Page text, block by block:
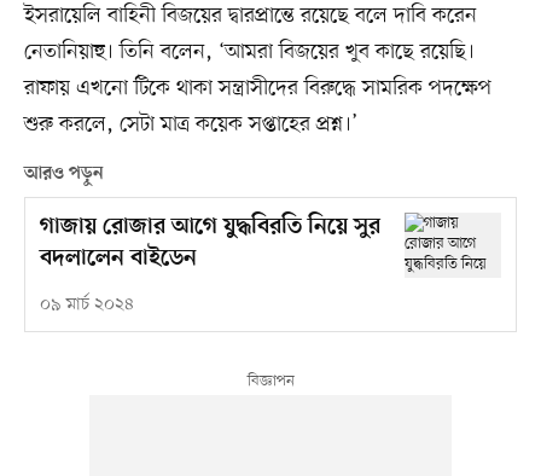
ইসরায়েলি বাহিনী বিজয়ের দ্বারপ্রান্তে রয়েছে বলে দাবি করেন
নেতানিয়াহু। তিনি বলেন, ‘আমরা বিজয়ের খুব কাছে রয়েছি।
রাফায় এখনো টিকে থাকা সন্ত্রাসীদের বিরুদ্ধে সামরিক পদক্ষেপ
শুরু করলে, সেটা মাত্র কয়েক সপ্তাহের প্রশ্ন।’
আরও পড়ুন
গাজায় রোজার আগে যুদ্ধবিরতি নিয়ে সুর
বদলালেন বাইডেন
০৯ মার্চ ২০২৪